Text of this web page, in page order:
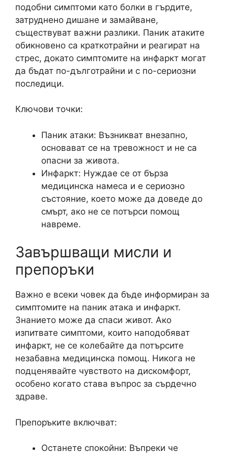
подобни симптоми като болки в гърдите,
затруднено дишане и замайване,
съществуват важни разлики. Паник атаките
обикновено са краткотрайни и реагират на
стрес, докато симптомите на инфаркт могат
да бъдат по-дълготрайни и с по-сериозни
последици.
Ключови точки:
Паник атаки: Възникват внезапно,
основават се на тревожност и не са
опасни за живота.
Инфаркт: Нуждае се от бърза
медицинска намеса и е сериозно
състояние, което може да доведе до
смърт, ако не се потърси помощ
навреме.
Завършващи мисли и
препоръки
Важно е всеки човек да бъде информиран за
симптомите на паник атака и инфаркт.
Знанието може да спаси живот. Ако
изпитвате симптоми, които наподобяват
инфаркт, не се колебайте да потърсите
незабавна медицинска помощ. Никога не
подценявайте чувството на дискомфорт,
особено когато става въпрос за сърдечно
здраве.
Препоръките включват:
Останете спокойни: Въпреки че